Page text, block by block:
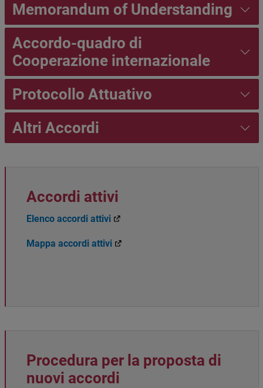
Memorandum of Understanding
Accordo-quadro di
Cooperazione internazionale
Protocollo Attuativo
Altri Accordi
Accordi attivi
Elenco accordi attivi
Mappa accordi attivi
Procedura per la proposta di
nuovi accordi